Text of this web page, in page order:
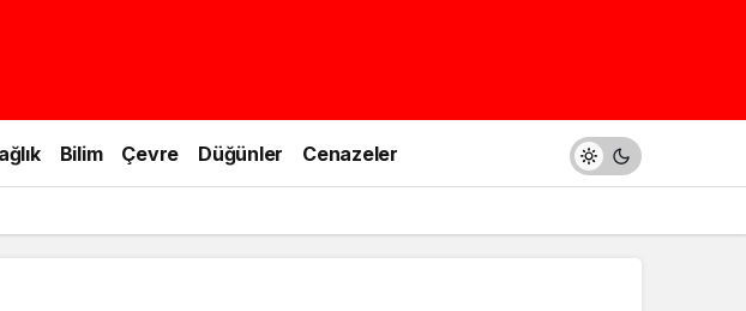
Bilim Çevre Düğünler Cenazeler